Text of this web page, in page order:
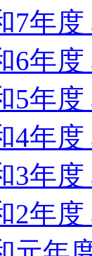
7年
6年
5年
4年
3年
2年